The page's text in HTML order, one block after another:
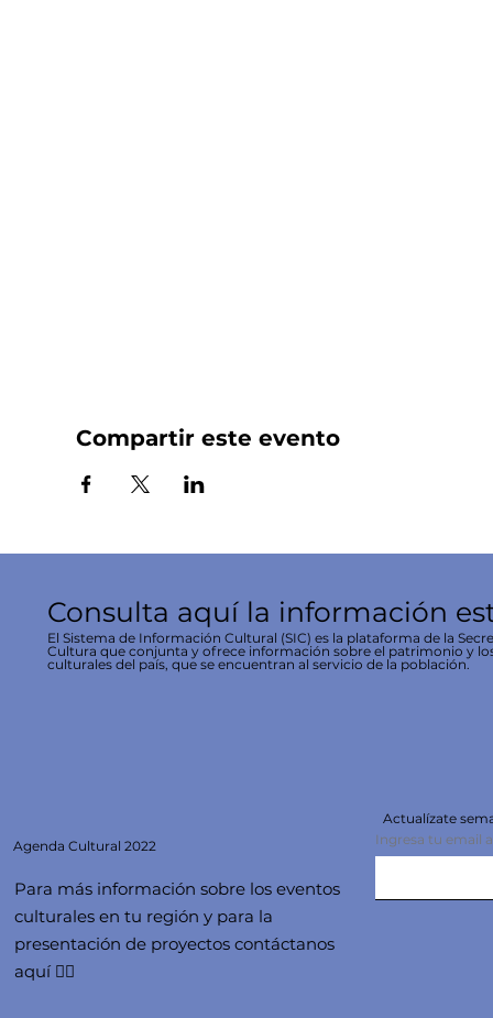
Compartir este evento
Consulta aquí la información
El Sistema de Información Cultural (SIC) es la plataforma de la
Cultura que conjunta y ofrece información sobre el patrimonio y
culturales del país, que se encuentran al servicio de la población.
Agenda Cultural 2022
Para más información sobre los eventos
culturales en tu región y para la
presentación de proyectos contáctanos
aquí 👇🏻
Actualízate
Ingresa tu email